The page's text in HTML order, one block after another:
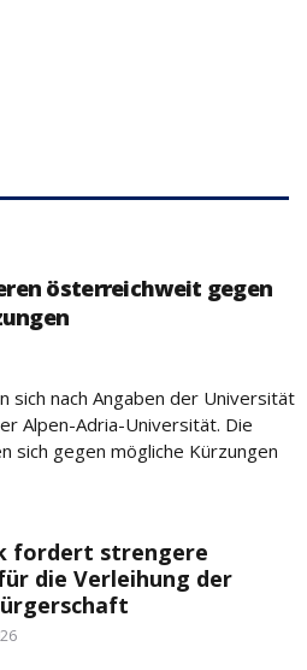
österreichweit gegen
sich nach Angaben der Universität
Alpen-Adria-Universität. Die
sich gegen mögliche Kürzungen
fordert strengere
die Verleihung der